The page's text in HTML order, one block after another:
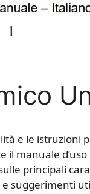
e le istruzioni
manuale
principali
suggerimenti